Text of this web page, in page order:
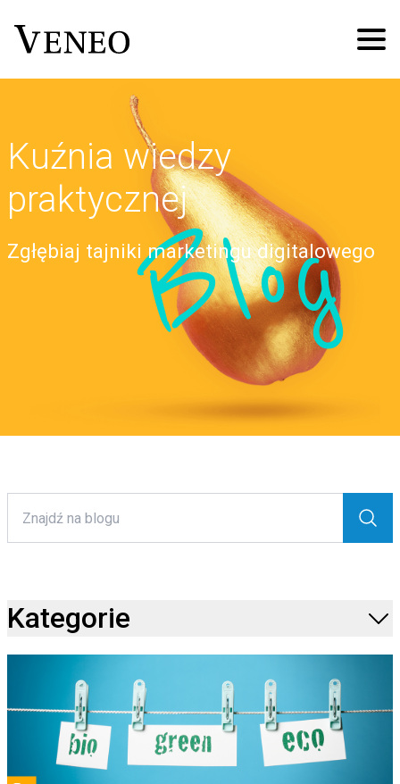
Kuźnia wiedzy
praktycznej
Zgłębiaj tajniki marketingu digitalowego
Blog
Kategorie